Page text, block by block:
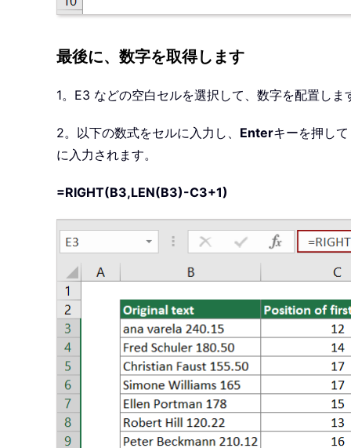
最後に、数字を取得します
1。E3 などの空白セルを選択して、数字を配置しま
2。以下の数式をセルに入力し、 Enterキーを押し
に入力されます。
=RIGHT(B3,LEN(B3)-C3+1)